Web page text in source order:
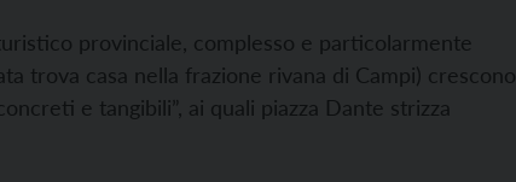
provinciale, complesso e particolarmente
trova casa nella frazione rivana di Campi) crescono
e tangibili”, ai quali piazza Dante strizza